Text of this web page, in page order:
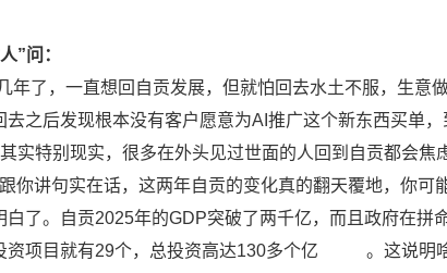
”问：
年了，一直想回自贡发展，但就怕回去水土不服，生意
之后发现根本没有客户愿意为AI推广这个新东西买单
实特别现实，很多在外头见过世面的人回到自贡都会
你讲句实在话，这两年自贡的变化真的翻天覆地，你可
了。自贡2025年的GDP突破了两千亿，而且政府在拼
资项目就有29个，总投资高达130多个亿
。这说明